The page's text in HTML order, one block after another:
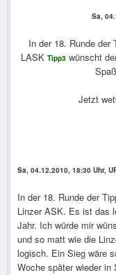
Sa,
In der 18. Runde der
LASK Tipp3 wünscht
Jetzt
Sa, 04.12.2010, 18:30 Uhr,
In der 18. Runde der
Linzer ASK. Es ist das
Jahr. Ich würde mir
und so matt wie die
logisch. Ein Sieg wäre
Woche später wieder in